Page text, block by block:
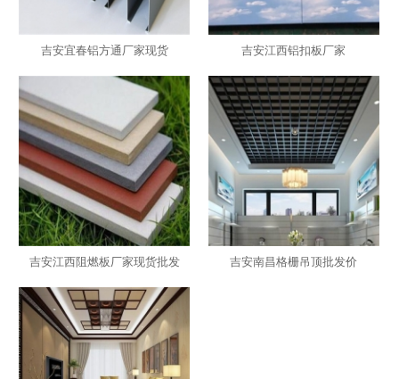
吉安宜春铝方通厂家现货 吉安江西铝扣板厂家
吉安江西阻燃板厂家现货批发 吉安南昌格栅吊顶批发价